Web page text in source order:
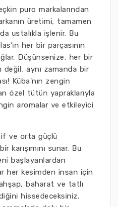
puro markalarından
üretimi, tamamen
ustalıkla işlenir. Bu
her bir parçasının
Düşünsenize, her bir
aynı zamanda bir
Küba'nın zengin
özel tütün yapraklarıyla
aromalar ve etkileyici
ve orta güçlü
karışımını sunar. Bu
başlayanlardan
her kesimden insan için
baharat ve tatlı
hissedeceksiniz.